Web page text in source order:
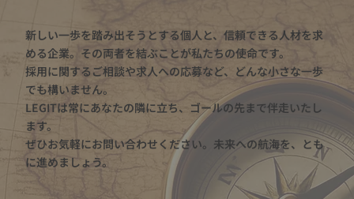
新しい一歩を踏み出そうとする個人と、信頼できる人材を求
める企業。その両者を結ぶことが私たちの使命です。
採用に関するご相談や求人への応募など、どんな小さな一歩
でも構いません。
LEGITは常にあなたの隣に立ち、ゴールの先まで伴走いたし
ます。
ぜひお気軽にお問い合わせください。未来への航海を、とも
に進めましょう。